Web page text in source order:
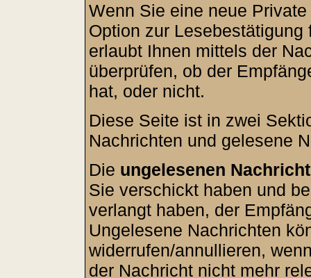
Wenn Sie eine neue
Option zur
erlaubt Ihnen mittels der
überprüfen, ob der
hat, oder nicht.
Diese Seite ist in zwei
Nachrichten und gelesene
Die ungelesenen
Sie verschickt haben und
verlangt haben, der
Ungelesene Nachrichten
widerrufen/annullieren,
der Nachricht nicht mehr